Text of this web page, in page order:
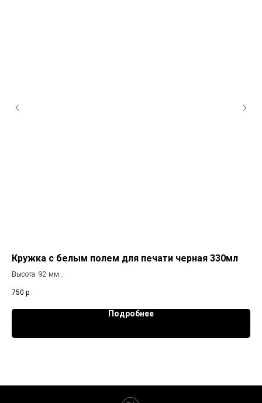
Кружка с белым полем для печати черная 330мл
Высота: 92 мм
Размер изображения: 200х80 мм
750 р.
Подробнее